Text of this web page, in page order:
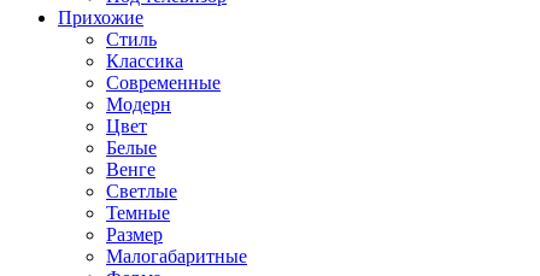
Прихожие
Стиль
Классика
Современные
Модерн
Цвет
Белые
Венге
Светлые
Темные
Размер
Малогабаритные